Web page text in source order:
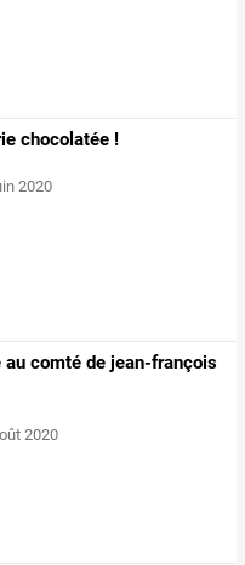
chocolatée !
2020
au comté de jean-françois
2020